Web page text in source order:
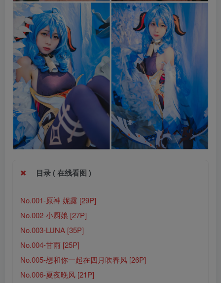
目录 ( 在线看图 )
No.001-原神 妮露 [29P]
No.002-小厨娘 [27P]
No.003-LUNA [35P]
No.004-甘雨 [25P]
No.005-想和你一起在四月吹春风 [26P]
No.006-夏夜晚风 [21P]